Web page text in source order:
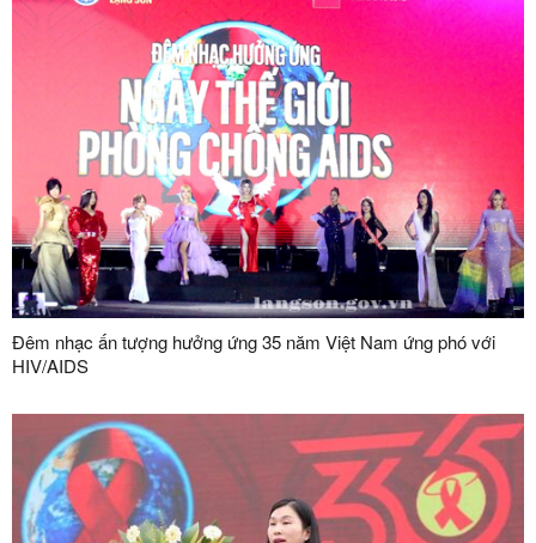
Đêm nhạc ấn tượng hưởng ứng 35 năm Việt Nam ứng phó với
HIV/AIDS